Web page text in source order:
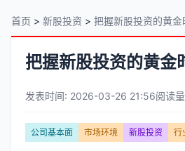
首页 > 新股投资 > 把握新股投资的黄金
把握新股投资的黄金
章
发表时间: 2026-03-26 21:56阅读
公司基本面 市场环境 新股投资 行